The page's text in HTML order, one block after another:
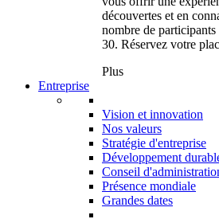
découvertes et en
nombre de
30. Réservez votre
Plus
Entreprise
Vision et innovation
Nos valeurs
Stratégie d'entreprise
Développement
Conseil
Présence mondiale
Grandes dates